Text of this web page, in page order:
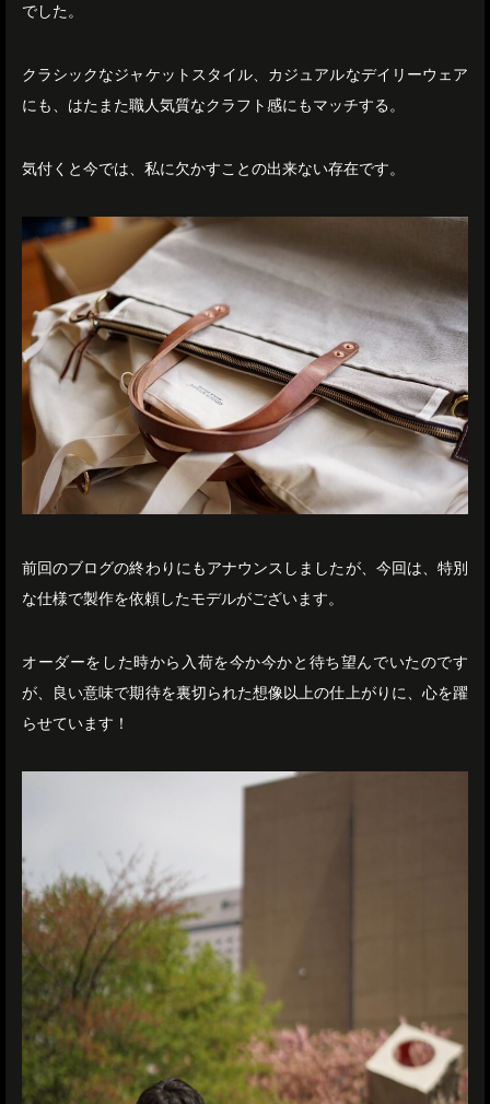
でした。
クラシックなジャケットスタイル、カジュアルなデイリーウェア
にも、はたまた職人気質なクラフト感にもマッチする。
気付くと今では、私に欠かすことの出来ない存在です。
前回のブログの終わりにもアナウンスしましたが、今回は、特別
な仕様で製作を依頼したモデルがございます。
オーダーをした時から入荷を今か今かと待ち望んでいたのです
が、良い意味で期待を裏切られた想像以上の仕上がりに、心を躍
らせています！